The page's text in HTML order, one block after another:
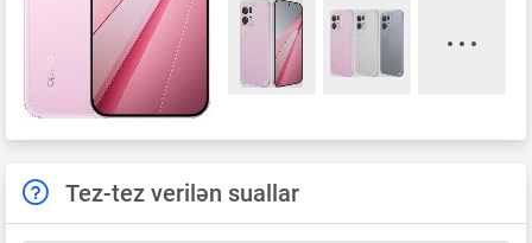
Tez-tez verilən suallar